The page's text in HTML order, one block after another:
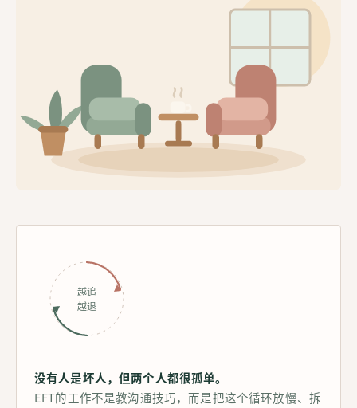
越追
越退
没有人是坏人，但两个人都很孤单。
EFT的工作不是教沟通技巧，而是把这个循环放慢、拆